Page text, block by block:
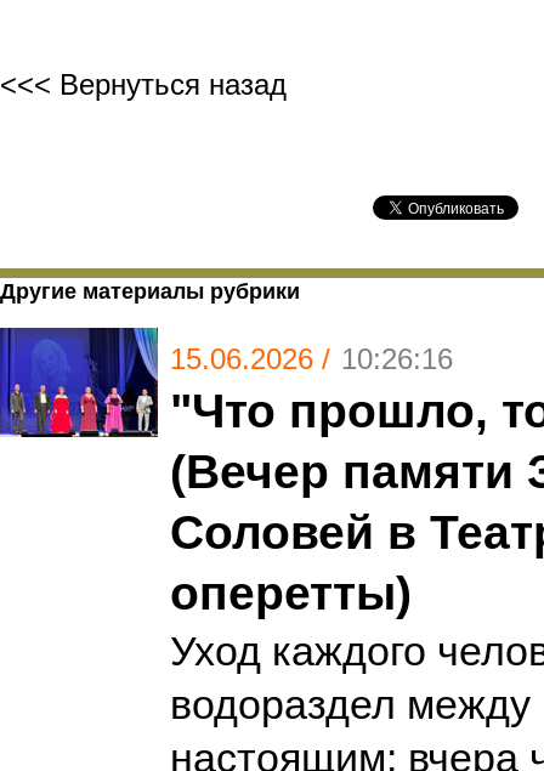
<<< Вернуться назад
Другие материалы рубрики
15.06.2026 / 10:26:16
"Что прошло,
(Вечер памяти
Соловей в
оперетты)
Уход каждого
водораздел
настоящим: вчера